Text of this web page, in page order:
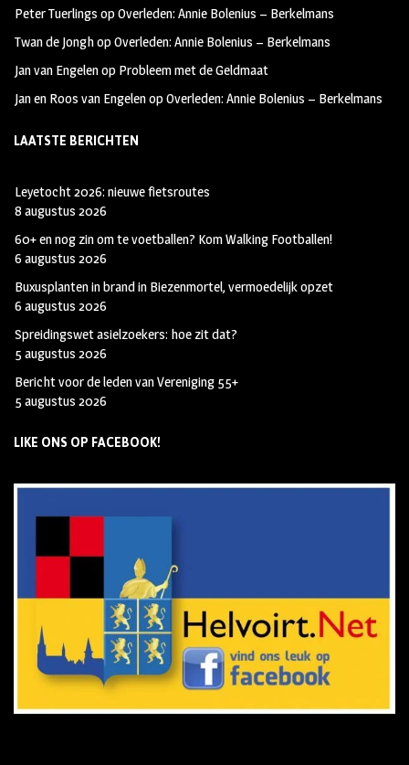
Peter Tuerlings opOverleden: Annie Bolenius – Berkelmans
Twan de JonghopOverleden: Annie Bolenius – Berkelmans
Jan van Engelenop Probleem met de Geldmaat
Jan en Roos van EngelenopOverleden: Annie Bolenius – Berkelmans
LAATSTE BERICHTEN
Leyetocht 2026: nieuwe fietsroutes
8 augustus 2026
60+ en nog zin om te voetballen? Kom Walking Footballen!
6 augustus 2026
Buxusplanten in brand in Biezenmortel, vermoedelijk opzet
6 augustus 2026
Spreidingswet asielzoekers: hoe zit dat?
5 augustus 2026
Bericht voor de leden van Vereniging 55+
5 augustus 2026
LIKE ONS OP FACEBOOK!